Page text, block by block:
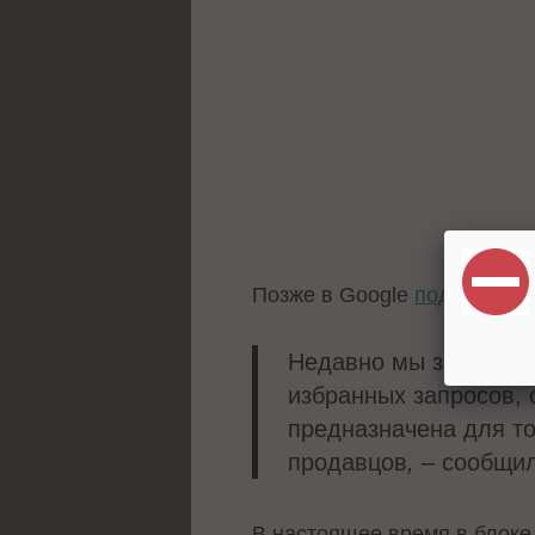
Позже в Google
Недавно мы
избранных запросов,
предназначена для
продавцов, –